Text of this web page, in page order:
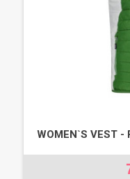
WOMEN`S VEST